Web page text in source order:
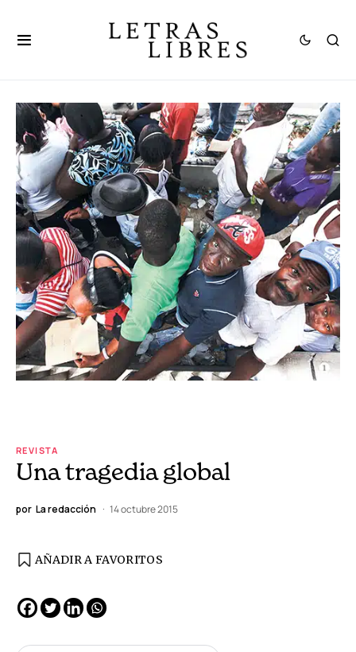
REVISTA
Una tragedia global
por La redacción 14 octubre 2015
AÑADIR A FAVORITOS